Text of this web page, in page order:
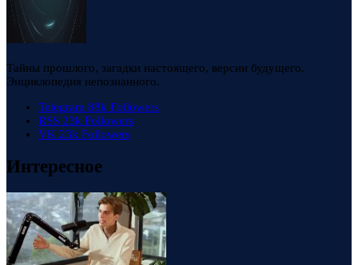
Тайны прошлого, загадки настоящего, версии будущего.
Энциклопедия непознанного.
Telegram 88k Followers
RSS 23k Followers
VK 23k Followers
Интересное